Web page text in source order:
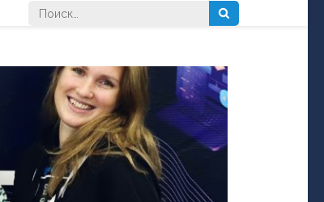
Найти: